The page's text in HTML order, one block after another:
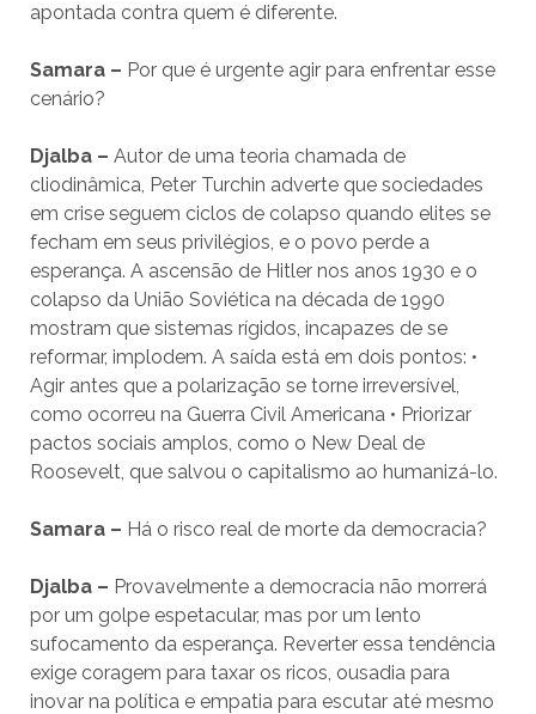
apontada contra quem é diferente.
Samara – Por que é urgente agir para enfrentar esse
cenário?
Djalba – Autor de uma teoria chamada de
cliodinâmica, Peter Turchin adverte que sociedades
em crise seguem ciclos de colapso quando elites se
fecham em seus privilégios, e o povo perde a
esperança. A ascensão de Hitler nos anos 1930 e o
colapso da União Soviética na década de 1990
mostram que sistemas rígidos, incapazes de se
reformar, implodem. A saída está em dois pontos: •
Agir antes que a polarização se torne irreversível,
como ocorreu na Guerra Civil Americana • Priorizar
pactos sociais amplos, como o New Deal de
Roosevelt, que salvou o capitalismo ao humanizá-lo.
Samara – Há o risco real de morte da democracia?
Djalba – Provavelmente a democracia não morrerá
por um golpe espetacular, mas por um lento
sufocamento da esperança. Reverter essa tendência
exige coragem para taxar os ricos, ousadia para
inovar na política e empatia para escutar até mesmo